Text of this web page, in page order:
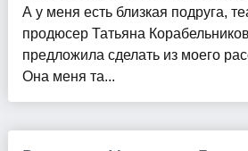
А у меня есть близкая подруга,
продюсер Татьяна
предложила сделать из моего
Она меня та...